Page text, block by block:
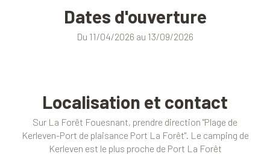
Dates d'ouverture
Du 11/04/2026 au 13/09/2026
Localisation et contact
Sur La Forêt Fouesnant, prendre direction "Plage de
Kerleven-Port de plaisance Port La Forêt". Le camping de
Kerleven est le plus proche de Port La Forêt